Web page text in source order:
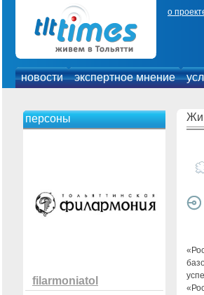
о
новости экспертное мнение
персоны
filarmoniatol